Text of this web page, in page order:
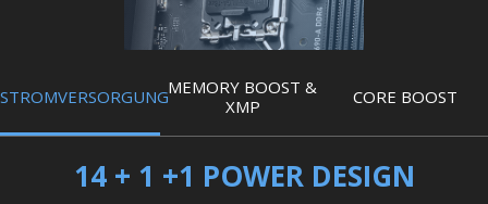
STROMVERSORGUNGMEMORY BOOST &
XMP
CORE BOOST
14 + 1 +1 POWER DESIGN